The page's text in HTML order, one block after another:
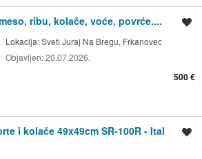
ribu, kolače, voće, povrće....
Lokacija:Sveti Juraj Na Bregu, Frkanovec
Objavljen:20.07.2026.
500 €
i kolače 49x49cm SR-100R - Ital